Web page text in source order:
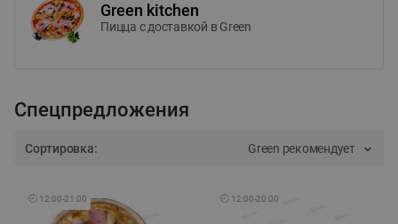
Green kitchen
Пицца c доставкой в Green
Спецпредложения
Сортировка: Green рекомендует
🕘 12:00-21:00 🕘 12:00-20:00